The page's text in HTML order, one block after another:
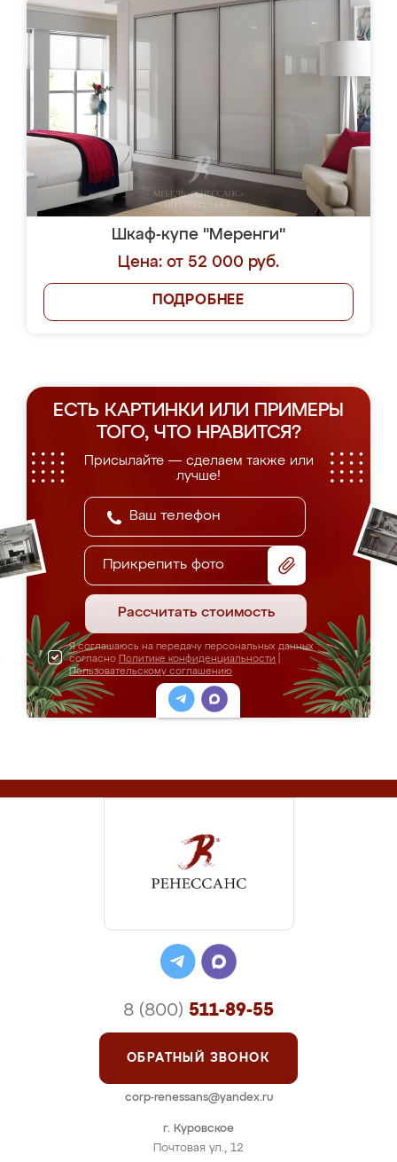
Шкаф-купе "Меренги"
Цена: от 52 000 руб.
ПОДРОБНЕЕ
ЕСТЬ КАРТИНКИ ИЛИ ПРИМЕРЫ
ТОГО, ЧТО НРАВИТСЯ?
Присылайте — сделаем также или
лучше!
Прикрепить фото
Рассчитать стоимость
Я соглашаюсь на передачу персональных данных
согласно Политике конфиденциальности
Пользовательскому соглашению
г. Куровское
Почтовая ул., 12
8 (800) 511-89-55
ОБРАТНЫЙ ЗВОНОК
corp-renessans@yandex.ru